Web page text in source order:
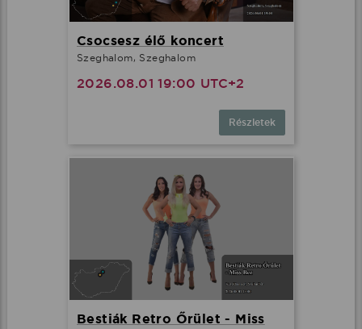
Csocsesz élő koncert
Szeghalom, Szeghalom
2026.08.01 19:00 UTC+2
Részletek
Bestiák Retro Őrület - Miss